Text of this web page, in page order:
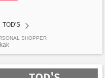
TOD'S
SHOPPER